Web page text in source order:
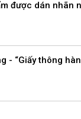
được dán nhãn
- “Giấy thông